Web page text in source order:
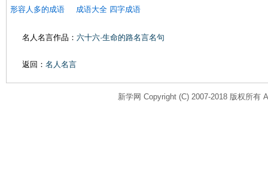
形容人多的成语
成语大全 四字成语
名人名言作品： 六十六·生命的路名言名句
返回： 名人名言
新学网 Copyright (C) 2007-2018 版权所有